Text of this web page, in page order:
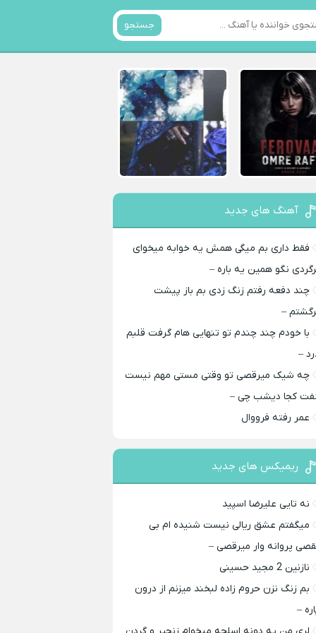
جستجو
آهنگ های جدید
فقط داری بم میگی همش یه خوابه میخوای
نگو همین یه باره –
چند دفعه رفتم زنگ زدی بم باز پیشت
–
با خودم چند چندم تو تنهایی هام گرفت قلبم
–
چه شیک میرقصی تو وقتی مستی مهم نیست
کجا دیشب چی –
عمر رفته فرووال
ریمیکس های جدید
نه تایی علیرضا اسپید
میگفتم عشق ریالی نیست شنیده ام بی
پروانه وار میرقصی –
نازنین 2 مجید حسینی
بم زنگ نزن حروم زاده لبخند میزنم از درون
–